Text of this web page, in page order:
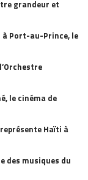
grandeur et
à Port-au-Prince, le
le cinéma de
Haïti à
des musiques du